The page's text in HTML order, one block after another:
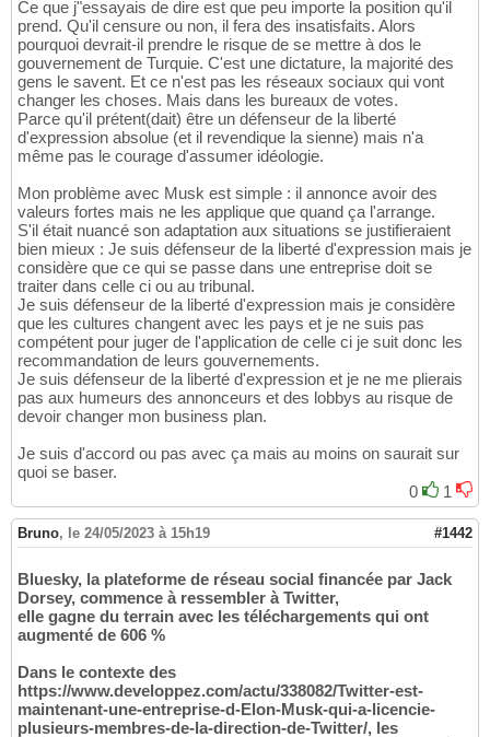
Ce que j"essayais de dire est que peu importe la position qu'il
prend. Qu'il censure ou non, il fera des insatisfaits. Alors
pourquoi devrait-il prendre le risque de se mettre à dos le
gouvernement de Turquie. C'est une dictature, la majorité des
gens le savent. Et ce n'est pas les réseaux sociaux qui vont
changer les choses. Mais dans les bureaux de votes.
Parce qu'il prétent(dait) être un défenseur de la liberté
d'expression absolue (et il revendique la sienne) mais n'a
même pas le courage d'assumer idéologie.
Mon problème avec Musk est simple : il annonce avoir des
valeurs fortes mais ne les applique que quand ça l'arrange.
S'il était nuancé son adaptation aux situations se justifieraient
bien mieux : Je suis défenseur de la liberté d'expression mais je
considère que ce qui se passe dans une entreprise doit se
traiter dans celle ci ou au tribunal.
Je suis défenseur de la liberté d'expression mais je considère
que les cultures changent avec les pays et je ne suis pas
compétent pour juger de l'application de celle ci je suit donc les
recommandation de leurs gouvernements.
Je suis défenseur de la liberté d'expression et je ne me plierais
pas aux humeurs des annonceurs et des lobbys au risque de
devoir changer mon business plan.
Je suis d'accord ou pas avec ça mais au moins on saurait sur
quoi se baser.
0
1
Bruno, le 24/05/2023 à 15h19 #1442
Bluesky, la plateforme de réseau social financée par Jack
Dorsey, commence à ressembler à Twitter,
elle gagne du terrain avec les téléchargements qui ont
augmenté de 606 %
Dans le contexte des
https://www.developpez.com/actu/338082/Twitter-est-
maintenant-une-entreprise-d-Elon-Musk-qui-a-licencie-
plusieurs-membres-de-la-direction-de-Twitter/, les